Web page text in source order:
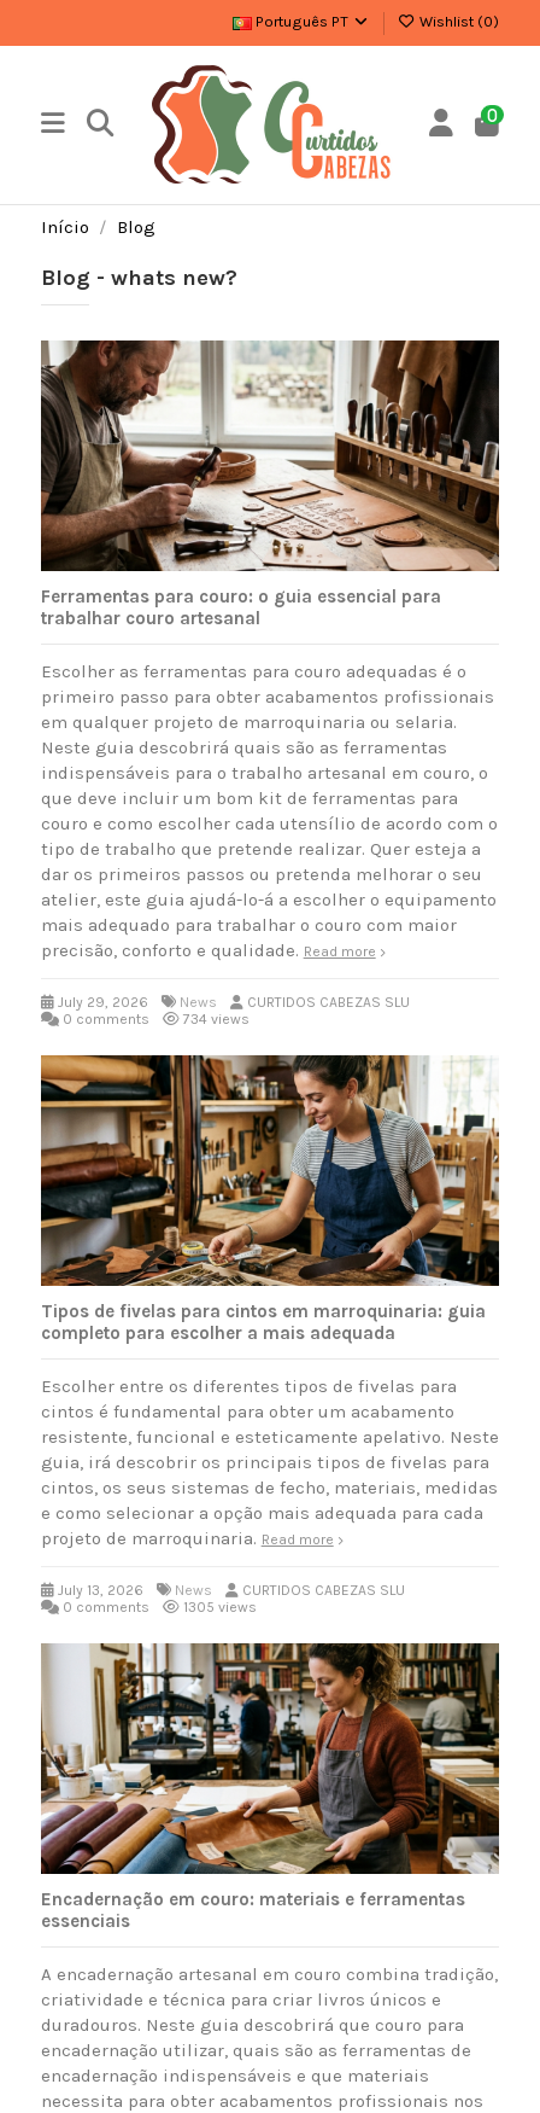
Português PT Wishlist (0)
0
Início Blog
Blog - whats new?
Ferramentas para couro: o guia essencial para
trabalhar couro artesanal
Escolher as ferramentas para couro adequadas é o
primeiro passo para obter acabamentos profissionais
em qualquer projeto de marroquinaria ou selaria.
Neste guia descobrirá quais são as ferramentas
indispensáveis para o trabalho artesanal em couro, o
que deve incluir um bom kit de ferramentas para
couro e como escolher cada utensílio de acordo com o
tipo de trabalho que pretende realizar. Quer esteja a
dar os primeiros passos ou pretenda melhorar o seu
atelier, este guia ajudá-lo-á a escolher o equipamento
mais adequado para trabalhar o couro com maior
precisão, conforto e qualidade. Read more
July 29, 2026 News
CURTIDOS CABEZAS SLU
0 comments
734 views
Tipos de fivelas para cintos em marroquinaria: guia
completo para escolher a mais adequada
Escolher entre os diferentes tipos de fivelas para
cintos é fundamental para obter um acabamento
resistente, funcional e esteticamente apelativo. Neste
guia, irá descobrir os principais tipos de fivelas para
cintos, os seus sistemas de fecho, materiais, medidas
e como selecionar a opção mais adequada para cada
projeto de marroquinaria. Read more
July 13, 2026 News
CURTIDOS CABEZAS SLU
0 comments
1305 views
Encadernação em couro: materiais e ferramentas
essenciais
A encadernação artesanal em couro combina tradição,
criatividade e técnica para criar livros únicos e
duradouros. Neste guia descobrirá que couro para
encadernação utilizar, quais são as ferramentas de
encadernação indispensáveis e que materiais
necessita para obter acabamentos profissionais nos